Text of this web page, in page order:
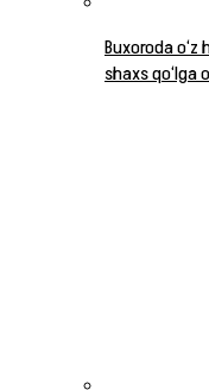
Buxoroda
shaxs qo‘lga